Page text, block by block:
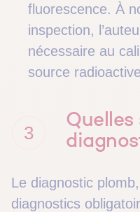
fluorescence. À
inspection,
nécessaire au
source radioactive
3
Quelles
Le diagnostic
diagnostics